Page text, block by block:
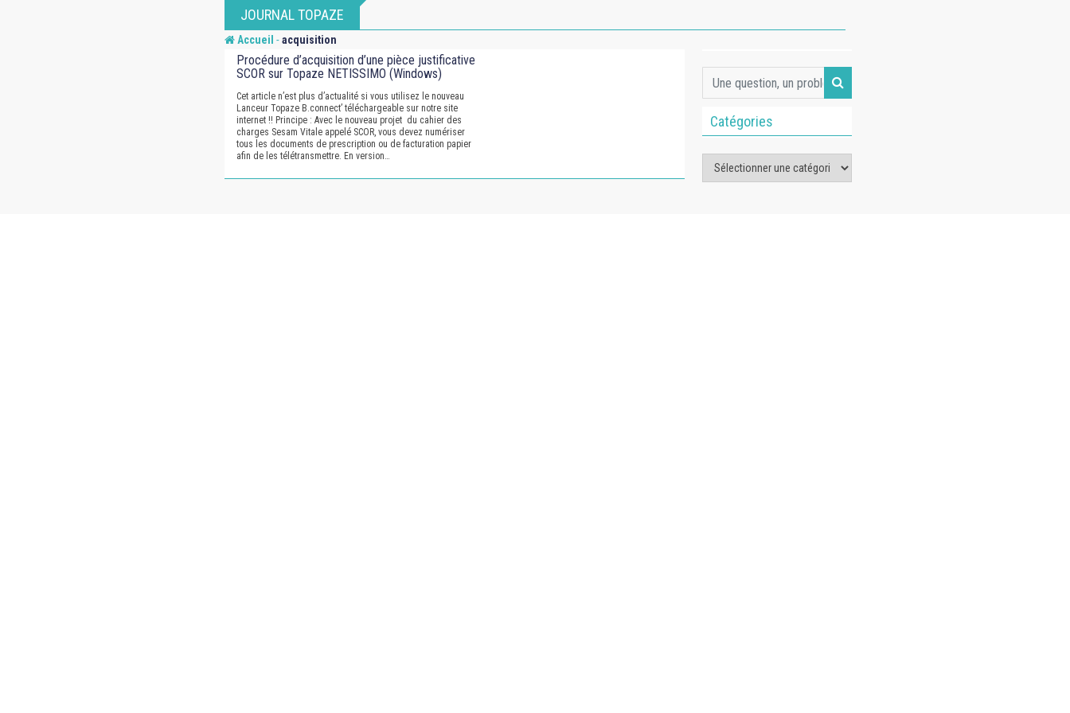
JOURNAL TOPAZE
Accueil -acquisition
Procédure d’acquisition d’une pièce justificative
SCOR sur Topaze NETISSIMO (Windows)
Cet article n’est plus d’actualité si vous utilisez le nouveau
Lanceur Topaze B.connect’ téléchargeable sur notre site
internet !! Principe : Avec le nouveau projet du cahier des
charges Sesam Vitale appelé SCOR, vous devez numériser
tous les documents de prescription ou de facturation papier
afin de les télétransmettre. En version…
Catégories
Catégories